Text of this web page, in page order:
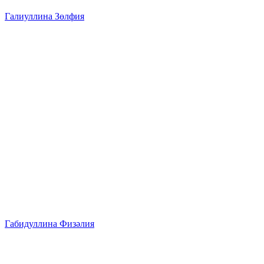
Галиуллина Зөлфия
Габидуллина Физәлия